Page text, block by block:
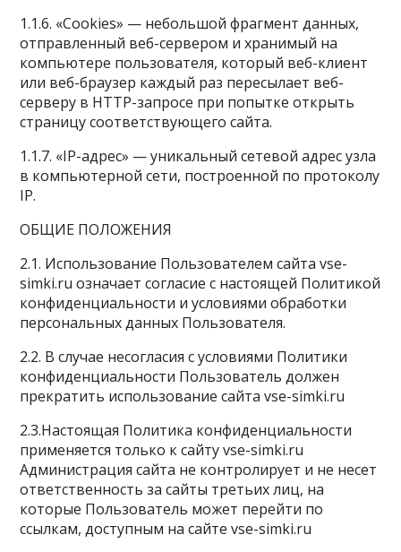
1.1.6. «Cookies» — небольшой фрагмент данных,
отправленный веб-сервером и хранимый на
компьютере пользователя, который веб-клиент
или веб-браузер каждый раз пересылает веб-
серверу в HTTP-запросе при попытке открыть
страницу соответствующего сайта.
1.1.7. «IP-адрес» — уникальный сетевой адрес узла
в компьютерной сети, построенной по протоколу
IP.
ОБЩИЕ ПОЛОЖЕНИЯ
2.1. Использование Пользователем сайта vse-
simki.ru означает согласие с настоящей Политикой
конфиденциальности и условиями обработки
персональных данных Пользователя.
2.2. В случае несогласия с условиями Политики
конфиденциальности Пользователь должен
прекратить использование сайта vse-simki.ru
2.3.Настоящая Политика конфиденциальности
применяется только к сайту vse-simki.ru
Администрация сайта не контролирует и не несет
ответственность за сайты третьих лиц, на
которые Пользователь может перейти по
ссылкам, доступным на сайте vse-simki.ru